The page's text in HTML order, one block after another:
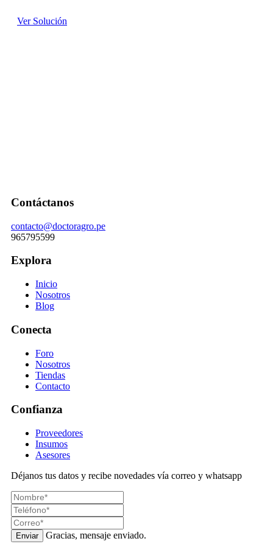
Ver Solución
Contáctanos
contacto@doctoragro.pe
965795599
Explora
Inicio
Nosotros
Blog
Conecta
Foro
Nosotros
Tiendas
Contacto
Confianza
Proveedores
Insumos
Asesores
Déjanos tus datos y recibe novedades vía correo y whatsapp
Enviar Gracias, mensaje enviado.